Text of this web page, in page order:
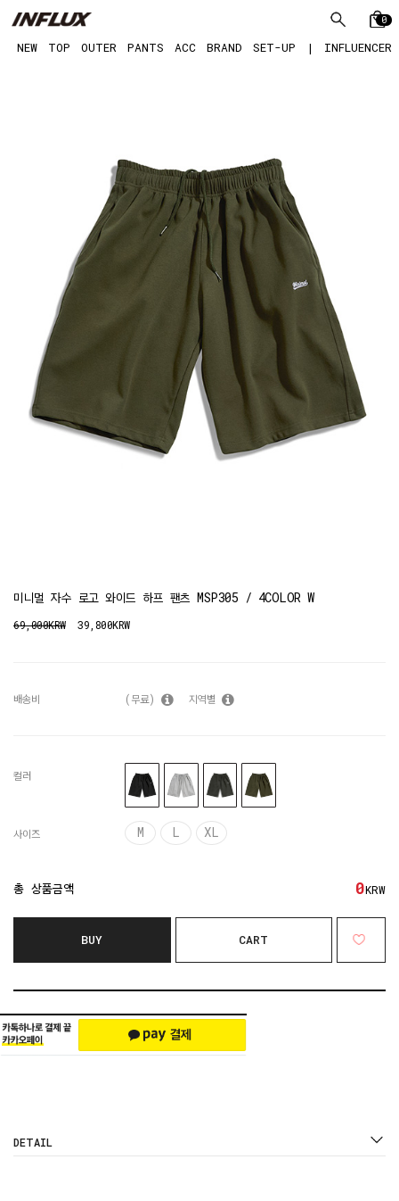
0
NEW TOP OUTER PANTS ACC BRAND SET-UP | INFLUENCER
미니멀 자수 로고 와이드 하프 팬츠 MSP305 / 4COLOR W
69,000KRW 39,800KRW
배송비 (무료) 지역별
컬러
사이즈 M L XL
총 상품금액 0KRW
BUY CART
DETAIL